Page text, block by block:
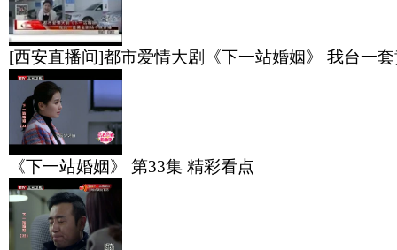
[西安直播间]都市爱情大剧《下一站婚姻》 我台一
《下一站婚姻》 第33集 精彩看点